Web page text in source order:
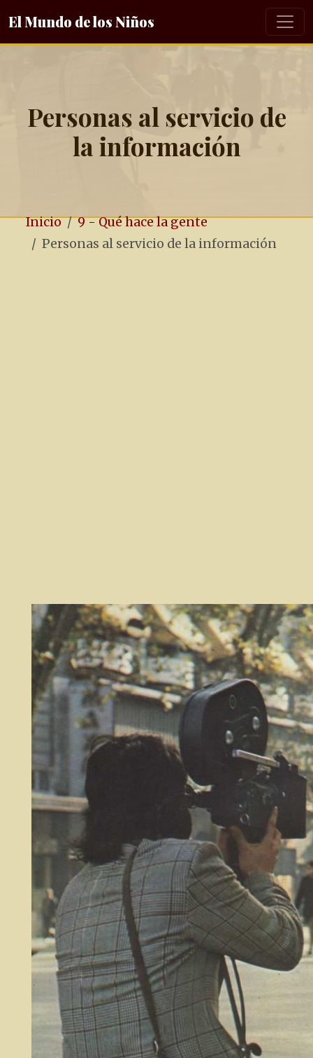
El Mundo de los Niños
Personas al servicio de
la información
Inicio
9 - Qué hace la gente
Personas al servicio de la información